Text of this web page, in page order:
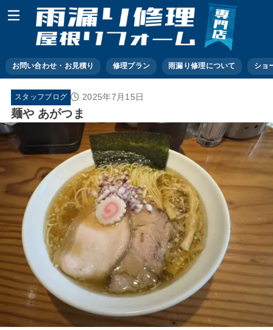
お問い合わせ・お見積り 修理プラン 雨漏り修理について ショ
スタッフブログ 2025年7月15日
麺や あがつま